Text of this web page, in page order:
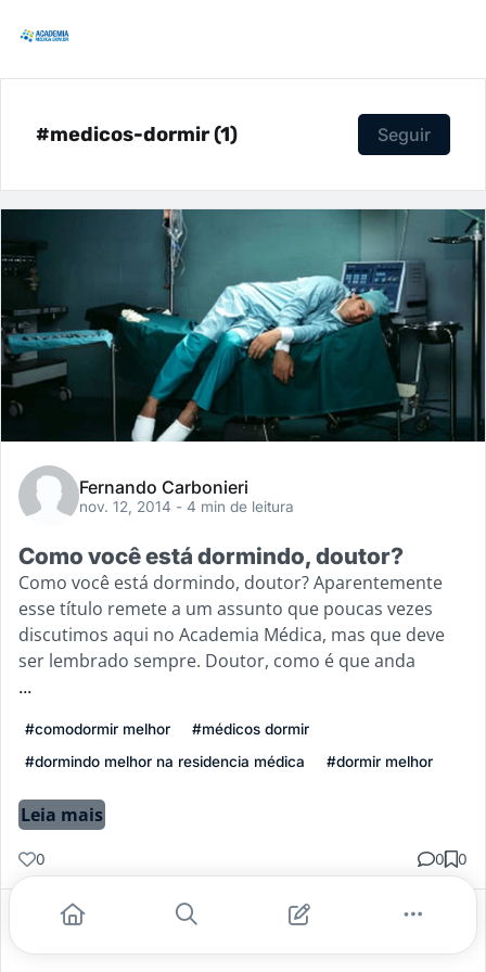
#medicos-dormir (1) Seguir
Fernando Carbonieri
nov. 12, 2014 - 4 min de leitura
Como você está dormindo, doutor?
Como você está dormindo, doutor? Aparentemente
esse título remete a um assunto que poucas vezes
discutimos aqui no Academia Médica, mas que deve
ser lembrado sempre. Doutor, como é que anda
...
#comodormir melhor
#médicos dormir
#dormindo melhor na residencia médica
#dormir melhor
Leia mais
0 0 0